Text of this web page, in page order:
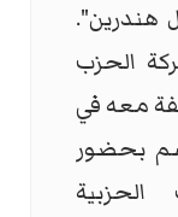
الحزب
معه في
بحضور